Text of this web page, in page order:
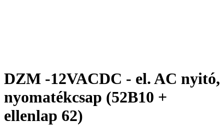
DZM -12VACDC - el. AC nyitó,
nyomatékcsap (52B10 +
ellenlap 62)